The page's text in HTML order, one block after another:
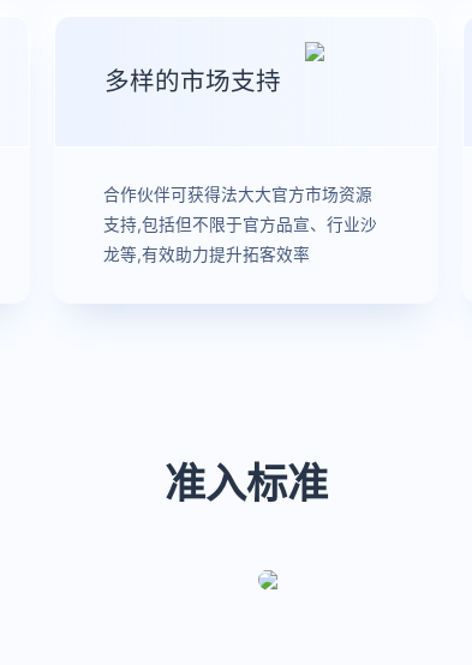
多样的市场支持
合作伙伴可获得法大大官方市场资源
支持,包括但不限于官方品宣、行业沙
龙等,有效助力提升拓客效率
准入标准